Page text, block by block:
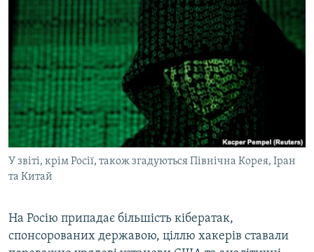
СПЕЦПРОЕКТИ
ДЕПОРТАЦІЯ
ВІДЕОУРОКИ «ELIFBE»
СВІДЧЕННЯ ОКУПАЦІЇ
УКРАЇНСЬКА ПРОБЛЕМА КРИМУ
ІНФОГРАФІКА
ЯК ОБІЙТИ БЛОКУВАННЯ
Русский
Qırımtatar
ДОЛУЧАЙСЯ!
У звіті, крім Росії, також згадуються Північна Корея, Іран
та Китай
На Росію припадає більшість кібератак,
спонсорованих державою, ціллю хакерів ставали